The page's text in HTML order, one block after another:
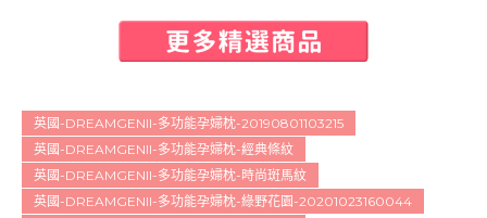
英國-DREAMGENII-多功能孕婦枕-20190801103215
英國-DREAMGENII-多功能孕婦枕-經典條紋
英國-DREAMGENII-多功能孕婦枕-時尚斑馬紋
英國-DREAMGENII-多功能孕婦枕-綠野花園-20201023160044